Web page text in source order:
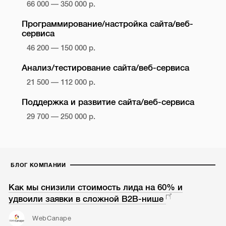
66 000 — 350 000 р.
Программирование/настройка сайта/веб-
сервиса
46 200 — 150 000 р.
Анализ/тестирование сайта/веб-сервиса
21 500 — 112 000 р.
Поддержка и развитие сайта/веб-сервиса
29 700 — 250 000 р.
БЛОГ КОМПАНИИ
Как мы снизили стоимость лида на 60% и
удвоили заявки в сложной B2B-нише
WebCanape